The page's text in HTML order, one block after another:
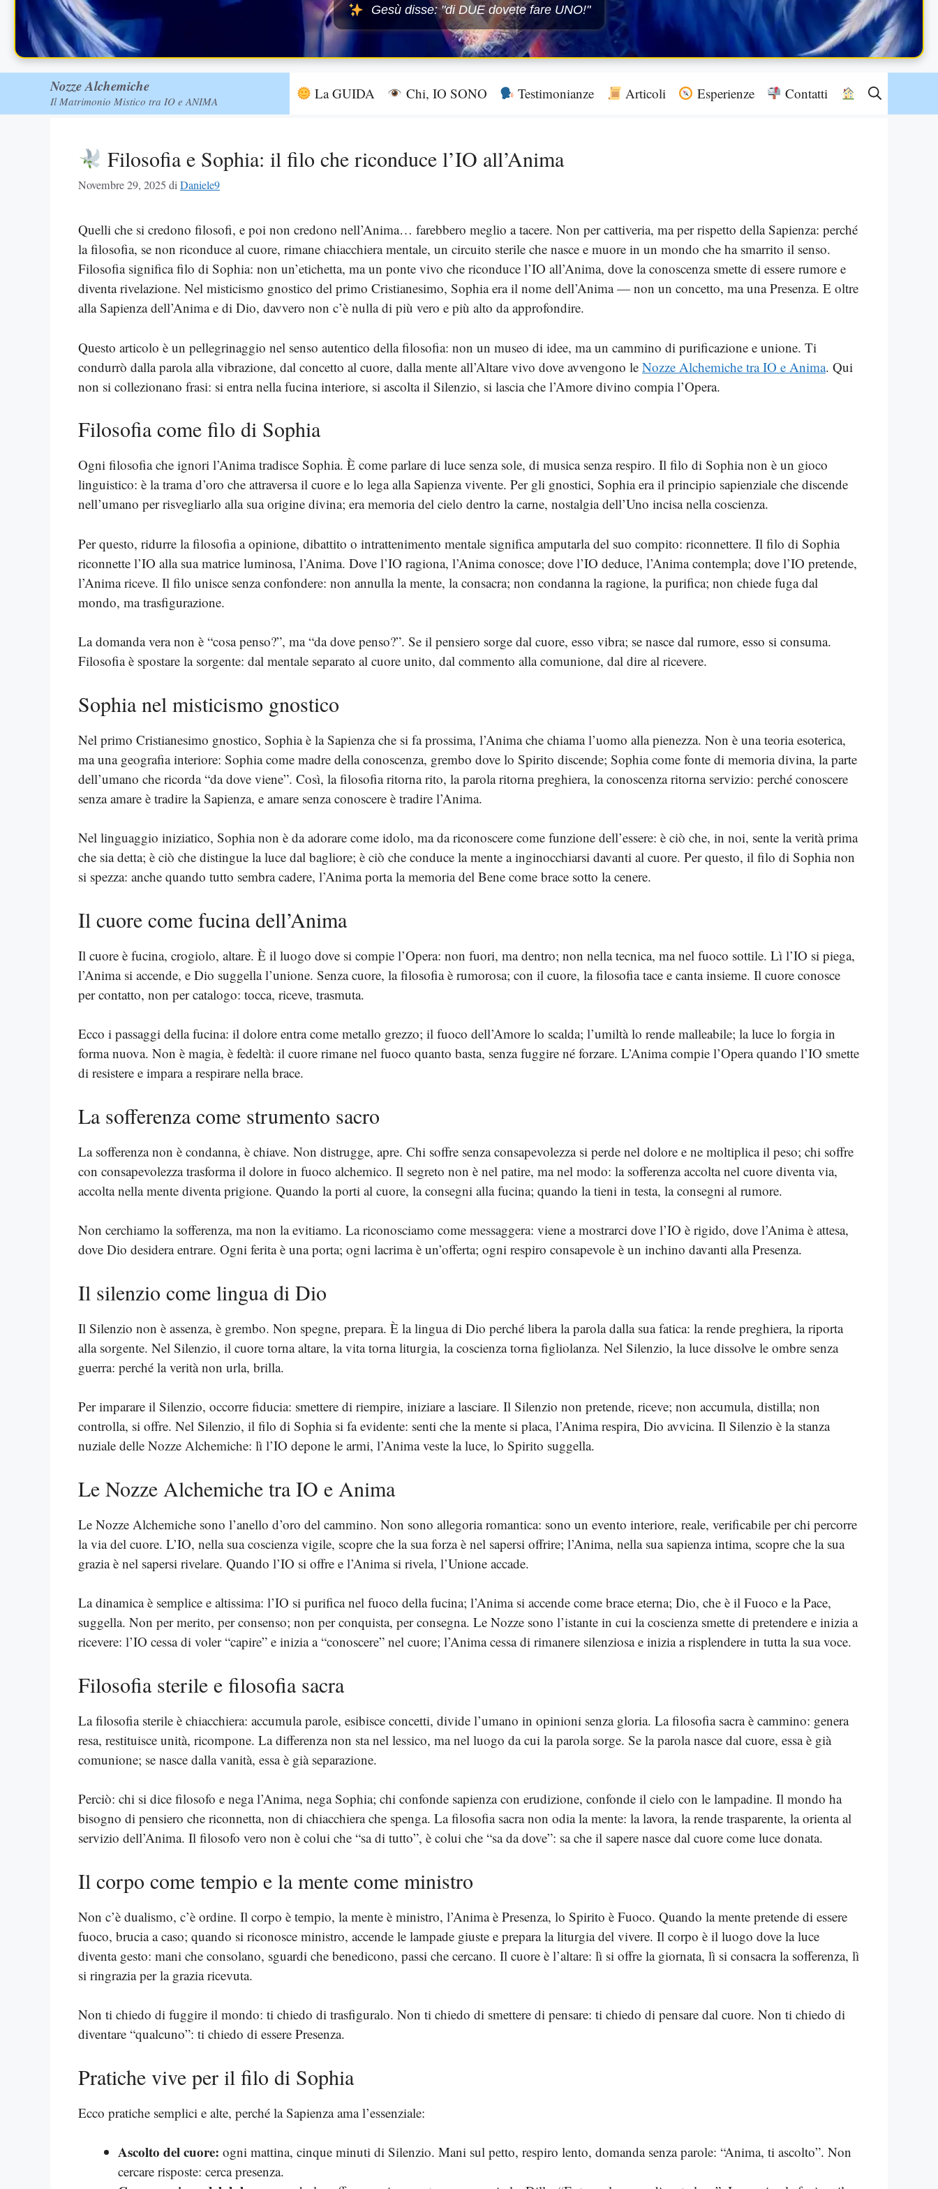
Gesù disse: "di DUE dovete fare UNO!"
Nozze Alchemiche
Il Matrimonio Mistico tra IO e ANIMA La GUIDA Chi, IO SONO Testimonianze Articoli Esperienze Contatti
Filosofia e Sophia: il filo che riconduce l’IO all’Anima
Novembre 29, 2025 diDaniele9
Quelli che si credono filosofi, e poi non credono nell’Anima… farebbero meglio a tacere. Non per cattiveria, ma per rispetto della Sapienza: perché
la filosofia, se non riconduce al cuore, rimane chiacchiera mentale, un circuito sterile che nasce e muore in un mondo che ha smarrito il senso.
Filosofia significa filo di Sophia: non un’etichetta, ma un ponte vivo che riconduce l’IO all’Anima, dove la conoscenza smette di essere rumore e
diventa rivelazione. Nel misticismo gnostico del primo Cristianesimo, Sophia era il nome dell’Anima — non un concetto, ma una Presenza. E oltre
alla Sapienza dell’Anima e di Dio, davvero non c’è nulla di più vero e più alto da approfondire.
Questo articolo è un pellegrinaggio nel senso autentico della filosofia: non un museo di idee, ma un cammino di purificazione e unione. Ti
condurrò dalla parola alla vibrazione, dal concetto al cuore, dalla mente all’Altare vivo dove avvengono le Nozze Alchemiche tra IO e Anima. Qui
non si collezionano frasi: si entra nella fucina interiore, si ascolta il Silenzio, si lascia che l’Amore divino compia l’Opera.
Filosofia come filo di Sophia
Ogni filosofia che ignori l’Anima tradisce Sophia. È come parlare di luce senza sole, di musica senza respiro. Il filo di Sophia non è un gioco
linguistico: è la trama d’oro che attraversa il cuore e lo lega alla Sapienza vivente. Per gli gnostici, Sophia era il principio sapienziale che discende
nell’umano per risvegliarlo alla sua origine divina; era memoria del cielo dentro la carne, nostalgia dell’Uno incisa nella coscienza.
Per questo, ridurre la filosofia a opinione, dibattito o intrattenimento mentale significa amputarla del suo compito: riconnettere. Il filo di Sophia
riconnette l’IO alla sua matrice luminosa, l’Anima. Dove l’IO ragiona, l’Anima conosce; dove l’IO deduce, l’Anima contempla; dove l’IO pretende,
l’Anima riceve. Il filo unisce senza confondere: non annulla la mente, la consacra; non condanna la ragione, la purifica; non chiede fuga dal
mondo, ma trasfigurazione.
La domanda vera non è “cosa penso?”, ma “da dove penso?”. Se il pensiero sorge dal cuore, esso vibra; se nasce dal rumore, esso si consuma.
Filosofia è spostare la sorgente: dal mentale separato al cuore unito, dal commento alla comunione, dal dire al ricevere.
Sophia nel misticismo gnostico
Nel primo Cristianesimo gnostico, Sophia è la Sapienza che si fa prossima, l’Anima che chiama l’uomo alla pienezza. Non è una teoria esoterica,
ma una geografia interiore: Sophia come madre della conoscenza, grembo dove lo Spirito discende; Sophia come fonte di memoria divina, la parte
dell’umano che ricorda “da dove viene”. Così, la filosofia ritorna rito, la parola ritorna preghiera, la conoscenza ritorna servizio: perché conoscere
senza amare è tradire la Sapienza, e amare senza conoscere è tradire l’Anima.
Nel linguaggio iniziatico, Sophia non è da adorare come idolo, ma da riconoscere come funzione dell’essere: è ciò che, in noi, sente la verità prima
che sia detta; è ciò che distingue la luce dal bagliore; è ciò che conduce la mente a inginocchiarsi davanti al cuore. Per questo, il filo di Sophia non
si spezza: anche quando tutto sembra cadere, l’Anima porta la memoria del Bene come brace sotto la cenere.
Il cuore come fucina dell’Anima
Il cuore è fucina, crogiolo, altare. È il luogo dove si compie l’Opera: non fuori, ma dentro; non nella tecnica, ma nel fuoco sottile. Lì l’IO si piega,
l’Anima si accende, e Dio suggella l’unione. Senza cuore, la filosofia è rumorosa; con il cuore, la filosofia tace e canta insieme. Il cuore conosce
per contatto, non per catalogo: tocca, riceve, trasmuta.
Ecco i passaggi della fucina: il dolore entra come metallo grezzo; il fuoco dell’Amore lo scalda; l’umiltà lo rende malleabile; la luce lo forgia in
forma nuova. Non è magia, è fedeltà: il cuore rimane nel fuoco quanto basta, senza fuggire né forzare. L’Anima compie l’Opera quando l’IO smette
di resistere e impara a respirare nella brace.
La sofferenza come strumento sacro
La sofferenza non è condanna, è chiave. Non distrugge, apre. Chi soffre senza consapevolezza si perde nel dolore e ne moltiplica il peso; chi soffre
con consapevolezza trasforma il dolore in fuoco alchemico. Il segreto non è nel patire, ma nel modo: la sofferenza accolta nel cuore diventa via,
accolta nella mente diventa prigione. Quando la porti al cuore, la consegni alla fucina; quando la tieni in testa, la consegni al rumore.
Non cerchiamo la sofferenza, ma non la evitiamo. La riconosciamo come messaggera: viene a mostrarci dove l’IO è rigido, dove l’Anima è attesa,
dove Dio desidera entrare. Ogni ferita è una porta; ogni lacrima è un’offerta; ogni respiro consapevole è un inchino davanti alla Presenza.
Il silenzio come lingua di Dio
Il Silenzio non è assenza, è grembo. Non spegne, prepara. È la lingua di Dio perché libera la parola dalla sua fatica: la rende preghiera, la riporta
alla sorgente. Nel Silenzio, il cuore torna altare, la vita torna liturgia, la coscienza torna figliolanza. Nel Silenzio, la luce dissolve le ombre senza
guerra: perché la verità non urla, brilla.
Per imparare il Silenzio, occorre fiducia: smettere di riempire, iniziare a lasciare. Il Silenzio non pretende, riceve; non accumula, distilla; non
controlla, si offre. Nel Silenzio, il filo di Sophia si fa evidente: senti che la mente si placa, l’Anima respira, Dio avvicina. Il Silenzio è la stanza
nuziale delle Nozze Alchemiche: lì l’IO depone le armi, l’Anima veste la luce, lo Spirito suggella.
Le Nozze Alchemiche tra IO e Anima
Le Nozze Alchemiche sono l’anello d’oro del cammino. Non sono allegoria romantica: sono un evento interiore, reale, verificabile per chi percorre
la via del cuore. L’IO, nella sua coscienza vigile, scopre che la sua forza è nel sapersi offrire; l’Anima, nella sua sapienza intima, scopre che la sua
grazia è nel sapersi rivelare. Quando l’IO si offre e l’Anima si rivela, l’Unione accade.
La dinamica è semplice e altissima: l’IO si purifica nel fuoco della fucina; l’Anima si accende come brace eterna; Dio, che è il Fuoco e la Pace,
suggella. Non per merito, per consenso; non per conquista, per consegna. Le Nozze sono l’istante in cui la coscienza smette di pretendere e inizia a
ricevere: l’IO cessa di voler “capire” e inizia a “conoscere” nel cuore; l’Anima cessa di rimanere silenziosa e inizia a risplendere in tutta la sua voce.
Filosofia sterile e filosofia sacra
La filosofia sterile è chiacchiera: accumula parole, esibisce concetti, divide l’umano in opinioni senza gloria. La filosofia sacra è cammino: genera
resa, restituisce unità, ricompone. La differenza non sta nel lessico, ma nel luogo da cui la parola sorge. Se la parola nasce dal cuore, essa è già
comunione; se nasce dalla vanità, essa è già separazione.
Perciò: chi si dice filosofo e nega l’Anima, nega Sophia; chi confonde sapienza con erudizione, confonde il cielo con le lampadine. Il mondo ha
bisogno di pensiero che riconnetta, non di chiacchiera che spenga. La filosofia sacra non odia la mente: la lavora, la rende trasparente, la orienta al
servizio dell’Anima. Il filosofo vero non è colui che “sa di tutto”, è colui che “sa da dove”: sa che il sapere nasce dal cuore come luce donata.
Il corpo come tempio e la mente come ministro
Non c’è dualismo, c’è ordine. Il corpo è tempio, la mente è ministro, l’Anima è Presenza, lo Spirito è Fuoco. Quando la mente pretende di essere
fuoco, brucia a caso; quando si riconosce ministro, accende le lampade giuste e prepara la liturgia del vivere. Il corpo è il luogo dove la luce
diventa gesto: mani che consolano, sguardi che benedicono, passi che cercano. Il cuore è l’altare: lì si offre la giornata, lì si consacra la sofferenza, lì
si ringrazia per la grazia ricevuta.
Non ti chiedo di fuggire il mondo: ti chiedo di trasfiguralo. Non ti chiedo di smettere di pensare: ti chiedo di pensare dal cuore. Non ti chiedo di
diventare “qualcuno”: ti chiedo di essere Presenza.
Pratiche vive per il filo di Sophia
Ecco pratiche semplici e alte, perché la Sapienza ama l’essenziale:
Ascolto del cuore: ogni mattina, cinque minuti di Silenzio. Mani sul petto, respiro lento, domanda senza parole: “Anima, ti ascolto”. Non
cercare risposte: cerca presenza.